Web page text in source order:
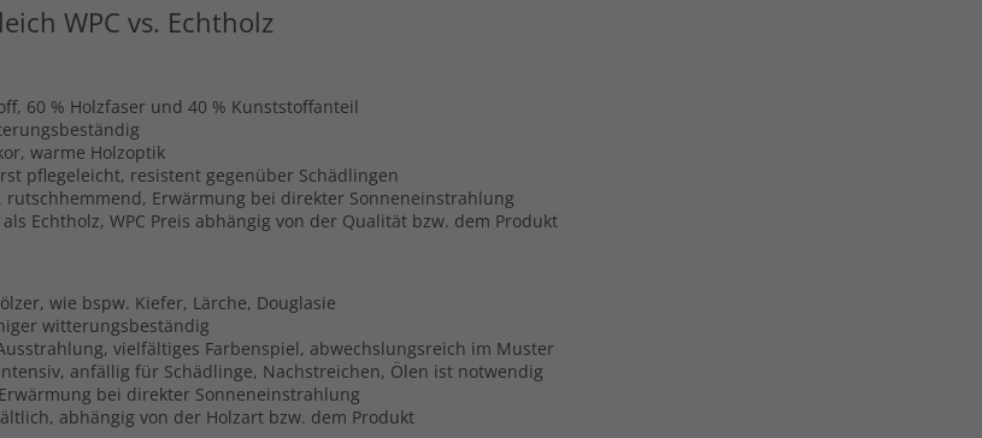
WPC vs. Echtholz
60 % Holzfaser und 40 % Kunststoffanteil
warme Holzoptik
pflegeleicht, resistent gegenüber Schädlingen
rutschhemmend, Erwärmung bei direkter Sonneneinstrahlung
Echtholz, WPC Preis abhängig von der Qualität bzw. dem Produkt
wie bspw. Kiefer, Lärche, Douglasie
witterungsbeständig
vielfältiges Farbenspiel, abwechslungsreich im Muster
anfällig für Schädlinge, Nachstreichen, Ölen ist notwendig
bei direkter Sonneneinstrahlung
abhängig von der Holzart bzw. dem Produkt